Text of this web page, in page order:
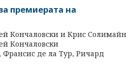
премиерата на
Кончаловски и Крис Солимайн
Кончаловски
де ла Тур, Ричард